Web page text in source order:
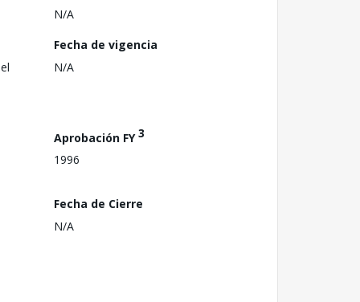
N/A
Fecha de vigencia
N/A
Aprobación FY3
1996
Fecha de Cierre
N/A